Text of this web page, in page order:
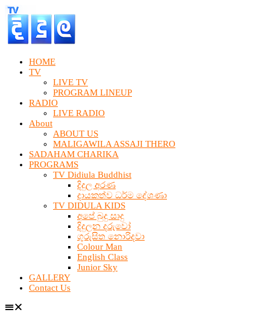
HOME
TV
LIVE TV
PROGRAM LINEUP
RADIO
LIVE RADIO
About
ABOUT US
MALIGAWILA ASSAJI THERO
SADAHAM CHARIKA
PROGRAMS
TV Didiula Buddhist
දිදුල අරණ
දායකත්ව ධර්ම දේශණා
TV DIDULA KIDS
අපේ බුදු සාදු
දිදුලන දරුවෝ
ගුරුසිත නොරිදවා
Colour Man
English Class
Junior Sky
GALLERY
Contact Us